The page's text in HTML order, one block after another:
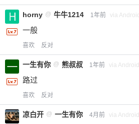
horny @ 牛牛1214 1年前 via Android
一般
喜欢 反对
一生有你 @ 熊叔叔 1年前 via Android
路过
喜欢 反对
凉白开 @ 一生有你 4月前 via Android